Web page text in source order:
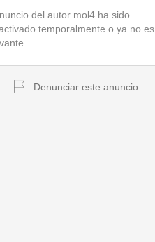
del autor mol4 ha sido
temporalmente o ya no es
Denunciar este anuncio